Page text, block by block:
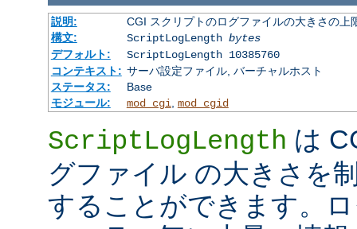
説明:
CGI スクリプトのログファイルの大きさの上
構文:
ScriptLogLength bytes
デフォルト:
ScriptLogLength 10385760
コンテキスト: サーバ設定ファイル, バーチャルホスト
ステータス:
Base
モジュール:
mod_cgi mod_cgid
ScriptLogLength は
グファイル の大きさを
することができます。